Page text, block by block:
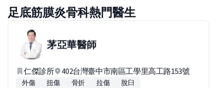
足底筋膜炎骨科熱門醫生
茅亞華醫師
仁傑診所 402台灣臺中市南區工學里高工路153號
外傷 扭傷 骨折 拉傷 脫臼